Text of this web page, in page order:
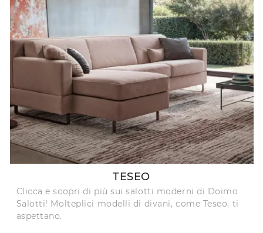
TESEO
Clicca e scopri di più sui salotti moderni di Doimo
Salotti! Molteplici modelli di divani, come Teseo, ti
aspettano.